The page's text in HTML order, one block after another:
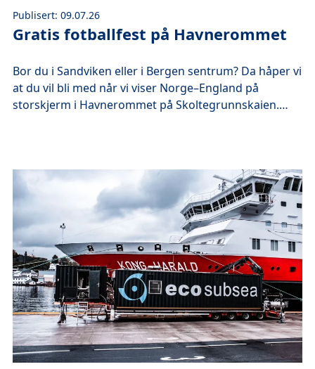
Publisert: 09.07.26
Gratis fotballfest på Havnerommet
Bor du i Sandviken eller i Bergen sentrum? Da håper vi
at du vil bli med når vi viser Norge–England på
storskjerm i Havnerommet på Skoltegrunnskaien.